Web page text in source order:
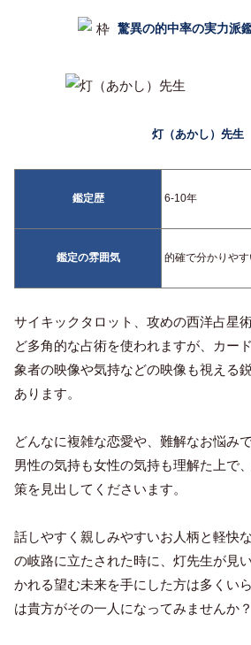
驚異の的中率の実力派
灯（あかし）先生
鑑定歴 6-10年
鑑定の雰囲気 的確で分かりや
サイキックタロット、攻めの西洋占星
ど多角的な占術を使われますが、カー
象者の映像や気持などの映像も視える
あります。
どんなに複雑な恋愛や、難解なお悩み
男性の気持も女性の気持も理解た上で
策を見出してくださいます。
話しやすく親しみやすいお人柄と軽快
の岐路に立たされた時に、灯先生が見
かれる望む未来を手にした方は多くい
は貴方がその一人になってみませんか？